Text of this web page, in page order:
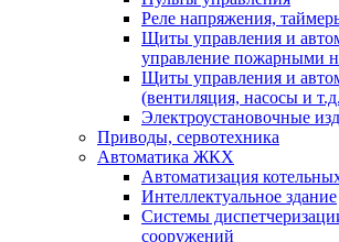
Реле напряжения,
Щиты управления и
управление пожарными
Щиты управления и
(вентиляция, насосы и
Электроустановочные
Приводы, сервотехника
Автоматика ЖКХ
Автоматизация
Интеллектуальное здание
Системы
сооружений